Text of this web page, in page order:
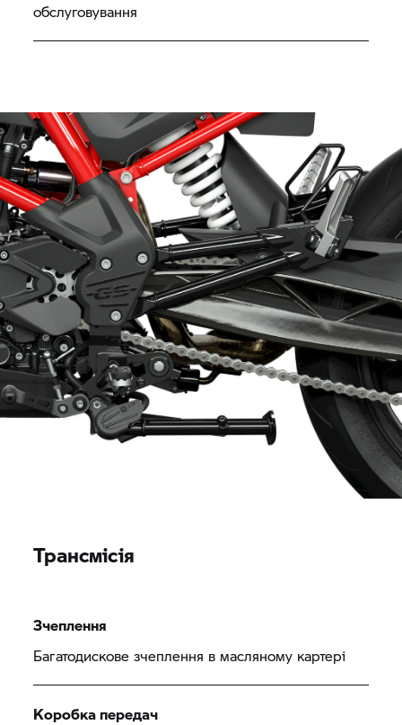
обслуговування
Трансмісія
Зчеплення
Багатодискове зчеплення в масляному картері
Коробка передач